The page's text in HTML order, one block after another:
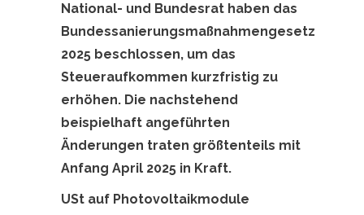
National- und Bundesrat haben das
Bundessanierungsmaßnahmengesetz
2025 beschlossen, um das
Steueraufkommen kurzfristig zu
erhöhen. Die nachstehend
beispielhaft angeführten
Änderungen traten größtenteils mit
Anfang April 2025 in Kraft.
USt auf Photovoltaikmodule